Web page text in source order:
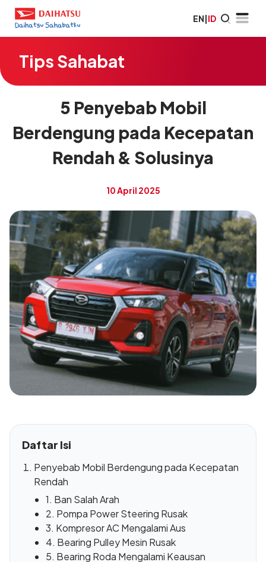
EN|ID
Tips Sahabat
5 Penyebab Mobil
Berdengung pada Kecepatan
Rendah & Solusinya
10 April 2025
Daftar Isi
Penyebab Mobil Berdengung pada Kecepatan
Rendah
1. Ban Salah Arah
2. Pompa Power Steering Rusak
3. Kompresor AC Mengalami Aus
4. Bearing Pulley Mesin Rusak
5. Bearing Roda Mengalami Keausan